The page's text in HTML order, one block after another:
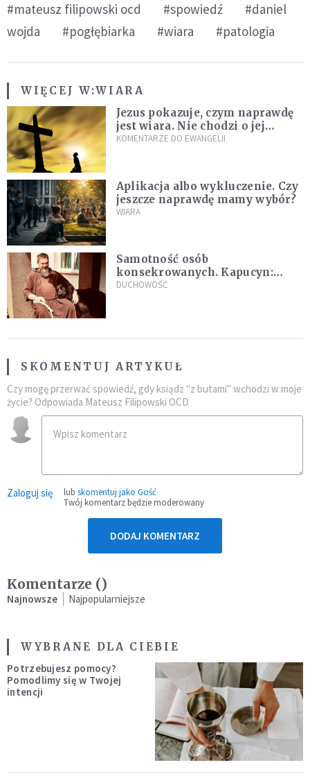
#mateusz filipowski ocd #spowiedź
#daniel
wojda
#pogłębiarka #wiara #patologia
WIĘCEJ W:WIARA
Jezus pokazuje, czym naprawdę
jest wiara. Nie chodzi o jej
wielkość
KOMENTARZE DO EWANGELII
Aplikacja albo wykluczenie. Czy
jeszcze naprawdę mamy wybór?
WIARA
Samotność osób
konsekrowanych. Kapucyn:
Życie w pojedynkę rzadko jest
DUCHOWOŚĆ
SKOMENTUJ ARTYKUŁ
Czy mogę przerwać spowiedź, gdy ksiądz "z butami" wchodzi w moje
życie? Odpowiada Mateusz Filipowski OCD
Zaloguj się lub skomentuj jako Gość
Twój komentarz będzie moderowany
DODAJ KOMENTARZ
Komentarze ()
Najnowsze Najpopularniejsze
WYBRANE DLA CIEBIE
Potrzebujesz pomocy?
Pomodlimy się w Twojej
intencji